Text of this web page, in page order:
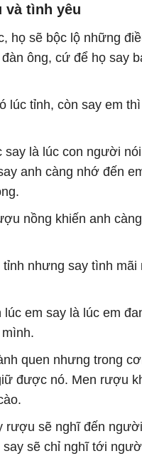
và tình yêu
họ sẽ bộc lộ những
ông, cứ để họ say
lúc tỉnh, còn say em
say là lúc con người
anh càng nhớ đến
nồng khiến anh
nhưng say tình mãi
lúc em say là lúc em
quen nhưng trong
được nó. Men rượu
rượu sẽ nghĩ đến
sẽ chỉ nghĩ tới